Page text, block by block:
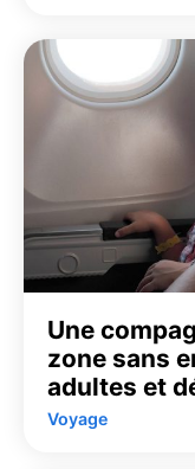
Une
zone sans
adultes et
Voyage